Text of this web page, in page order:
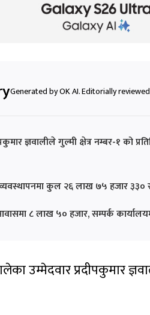
Generated by OK AI. Editorially
ज्ञवालीले गुल्मी क्षेत्र नम्बर-१ को
र व्यवस्थापनमा कुल २६ लाख ७५ हजार
८ लाख ५० हजार, सम्पर्क
उम्मेदवार प्रदीपकुमार